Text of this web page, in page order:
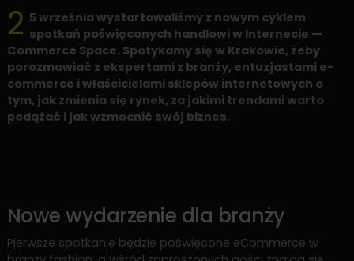
2 5 września wystartowaliśmy z nowym cyklem
spotkań poświęconych handlowi w Internecie —
Commerce Space. Spotykamy się w Krakowie, żeby
porozmawiać z ekspertami z branży, entuzjastami e-
commerce i właścicielami sklepów internetowych o
tym, jak zmienia się rynek, za jakimi trendami warto
podążać i jak wzmocnić swój biznes.
Nowe wydarzenie dla branży
Pierwsze spotkanie będzie poświęcone eCommerce w